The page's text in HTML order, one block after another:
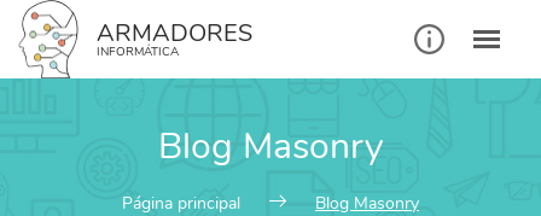
ARMADORES
INFORMÁTICA
Blog Masonry
Página principal Blog Masonry